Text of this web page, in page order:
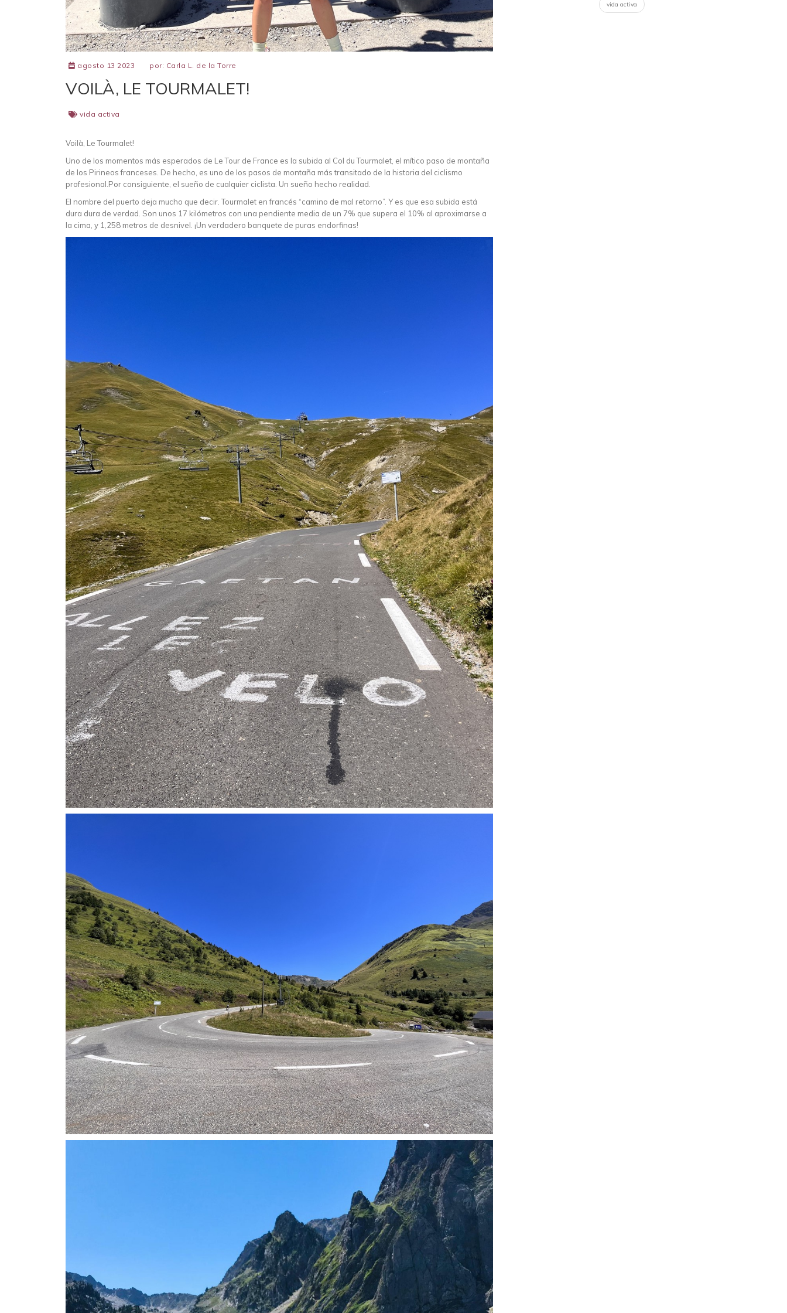
agosto 13 2023 por: Carla L. de la Torre
VOILÀ, LE TOURMALET!
vida activa
Voilà, Le Tourmalet!
Uno de los momentos más esperados de Le Tour de France es la subida al Col du Tourmalet, el mítico paso de montaña
de los Pirineos franceses. De hecho, es uno de los pasos de montaña más transitado de la historia del ciclismo
profesional.Por consiguiente, el sueño de cualquier ciclista. Un sueño hecho realidad.
El nombre del puerto deja mucho que decir. Tourmalet en francés “camino de mal retorno”. Y es que esa subida está
dura dura de verdad. Son unos 17 kilómetros con una pendiente media de un 7% que supera el 10% al aproximarse a
la cima, y 1,258 metros de desnivel. ¡Un verdadero banquete de puras endorfinas!
vida activa